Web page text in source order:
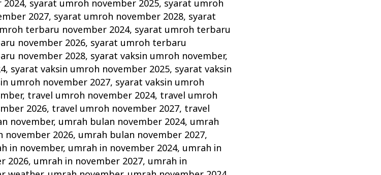
, syarat umroh november 2025, syarat umroh
2027, syarat umroh november 2028, syarat
terbaru november 2024, syarat umroh terbaru
november 2026, syarat umroh terbaru
november 2028, syarat vaksin umroh november,
, syarat vaksin umroh november 2025, syarat vaksin
umroh november 2027, syarat vaksin umroh
, travel umroh november 2024, travel umroh
2026, travel umroh november 2027, travel
november, umrah bulan november 2024, umrah
november 2026, umrah bulan november 2027,
in november, umrah in november 2024, umrah in
2026, umrah in november 2027, umrah in